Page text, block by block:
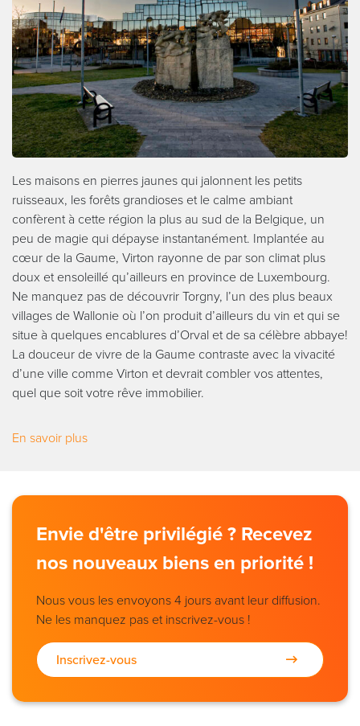
Les maisons en pierres jaunes qui jalonnent les petits
ruisseaux, les forêts grandioses et le calme ambiant
confèrent à cette région la plus au sud de la Belgique, un
peu de magie qui dépayse instantanément. Implantée au
cœur de la Gaume, Virton rayonne de par son climat plus
doux et ensoleillé qu’ailleurs en province de Luxembourg.
Ne manquez pas de découvrir Torgny, l’un des plus beaux
villages de Wallonie où l’on produit d’ailleurs du vin et qui se
situe à quelques encablures d’Orval et de sa célèbre abbaye!
La douceur de vivre de la Gaume contraste avec la vivacité
d’une ville comme Virton et devrait combler vos attentes,
quel que soit votre rêve immobilier.
En savoir plus
Envie d'être privilégié ? Recevez
nos nouveaux biens en priorité !
Nous vous les envoyons 4 jours avant leur diffusion.
Ne les manquez pas et inscrivez-vous !
Inscrivez-vous